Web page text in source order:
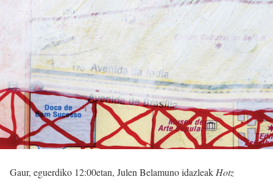
Gaur, eguerdiko 12:00etan, Julen Belamuno idazleakHotz